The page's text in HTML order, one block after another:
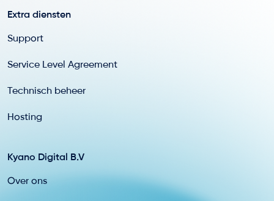
Extra diensten
Support
Service Level Agreement
Technisch beheer
Hosting
Kyano Digital B.V
Over ons